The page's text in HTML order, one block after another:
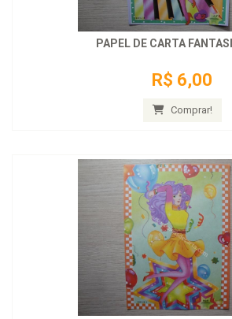
PAPEL DE CARTA
R$ 6,00
Comprar!